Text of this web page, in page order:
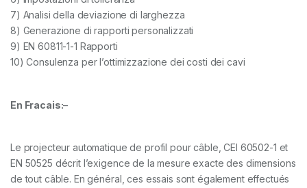
7) Analisi della deviazione di larghezza
8) Generazione di rapporti personalizzati
9) EN 60811-1-1 Rapporti
10) Consulenza per l’ottimizzazione dei costi dei cavi
En Fracais:–
Le projecteur automatique de profil pour câble, CEI 60502-1 et
EN 50525 décrit l’exigence de la mesure exacte des dimensions
de tout câble. En général, ces essais sont également effectués